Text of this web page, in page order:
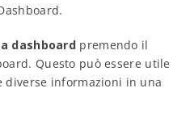
dashboard premendo il
Questo può essere utile
diverse informazioni in una